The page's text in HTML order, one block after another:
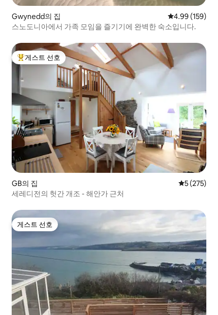
Gwynedd의 집 평점 4.99점(5
4.99 (159)
스노도니아에서 가족 모임을 즐기기에 완벽한 숙소입니다.
상위 게스트 선호
게스트 선호
GB의 집 평점 5점(5
5 (275)
세레디전의 헛간 개조 - 해안가 근처
게스트 선호
게스트 선호